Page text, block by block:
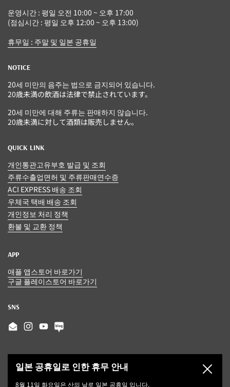
운영시간 : 평일 오전 10:00 ~ 오후 17:00
(점심시간 : 평일 오후 12:00 ~ 오후 13:00)
휴무일 : 주말 및 일본 공휴일
NOTICE
20세 미만의 음주는 법으로 금지되어 있습니다.
20歳未満の飲酒は法律で禁止されています。
20세 미만에 대해 주류는 판매하지 않습니다.
20歳未満に対して酒類は販売しません。
QUICK LINK
개인통관고유부호 발급 및 조회
주류수출업면허 및 주류판매연수증
ACI EXPRESS 배송 조회
우체국 택배 배송 조회
개인정보 처리 정책
환불 및 교환 정책
APP
애플 앱스토어 바로가기
구글 플레이스토어 바로가기
SNS
EmailInstagram
YouTube
일본 공휴일로 인한 휴무 안내
8월 11일 화요일은 산의 날로 일본 공휴일 입니다.
닫기